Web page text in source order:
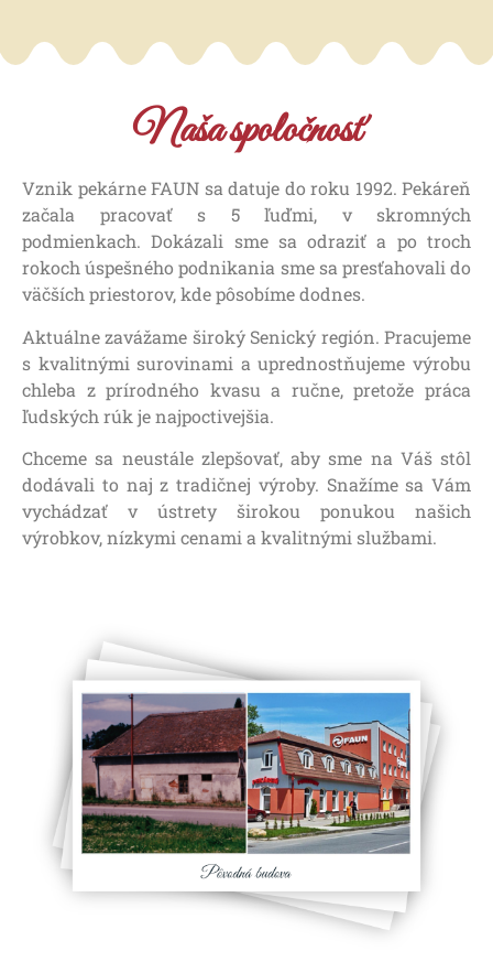
Naša spoločnosť
Vznik pekárne FAUN sa datuje do roku 1992. Pekáreň
začala pracovať s 5 ľuďmi, v skromných
podmienkach. Dokázali sme sa odraziť a po troch
rokoch úspešného podnikania sme sa presťahovali do
väčších priestorov, kde pôsobíme dodnes.
Aktuálne zavážame široký Senický región. Pracujeme
s kvalitnými surovinami a uprednostňujeme výrobu
chleba z prírodného kvasu a ručne, pretože práca
ľudských rúk je najpoctivejšia.
Chceme sa neustále zlepšovať, aby sme na Váš stôl
dodávali to naj z tradičnej výroby. Snažíme sa Vám
vychádzať v ústrety širokou ponukou našich
výrobkov, nízkymi cenami a kvalitnými službami.